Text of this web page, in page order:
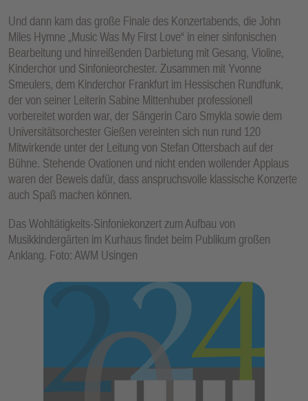
Und dann kam das große Finale des Konzertabends, die John
Miles Hymne „Music Was My First Love“ in einer sinfonischen
Bearbeitung und hinreißenden Darbietung mit Gesang, Violine,
Kinderchor und Sinfonieorchester. Zusammen mit Yvonne
Smeulers, dem Kinderchor Frankfurt im Hessischen Rundfunk,
der von seiner Leiterin Sabine Mittenhuber professionell
vorbereitet worden war, der Sängerin Caro Smykla sowie dem
Universitätsorchester Gießen vereinten sich nun rund 120
Mitwirkende unter der Leitung von Stefan Ottersbach auf der
Bühne. Stehende Ovationen und nicht enden wollender Applaus
waren der Beweis dafür, dass anspruchsvolle klassische Konzerte
auch Spaß machen können.
Das Wohltätigkeits-Sinfoniekonzert zum Aufbau von
Musikkindergärten im Kurhaus findet beim Publikum großen
Anklang. Foto: AWM Usingen